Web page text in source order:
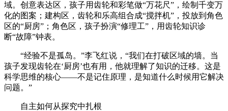
域。创意表达区，孩子用齿轮和彩笔做“万花尺”，绘制千变万
化的图案；建构区，齿轮和乐高组合成“搅拌机”，投放到角色
区的“厨房”；角色区，孩子扮演“修理工”，用齿轮知识诊
断“故障”钟表。
“经验不是孤岛。”李飞红说，“我们在打破区域的墙。当
孩子发现齿轮在‘厨房’也有用，他就理解了知识的迁移。这是
科学思维的核心——不是记住原理，是知道什么时候用它解决
问题。”
自主如何从探究中扎根